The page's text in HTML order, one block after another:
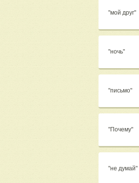
"мой друг"
"ночь"
"письмо"
"Почему"
"не думай"